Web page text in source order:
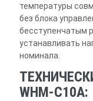
температуры
без блока
бесступенчатым
устанавливать
номинала.
WHM-C10A: